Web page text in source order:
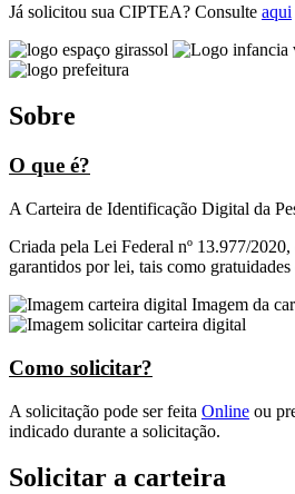
Já solicitou sua CIPTEA? Consulte aqui
Sobre
O que é?
A Carteira de Identificação Digital da
Criada pela Lei Federal nº 13.977/
garantidos por lei, tais como
Imagem da
Como solicitar?
A solicitação pode ser feita Online ou
indicado durante a solicitação.
Solicitar a carteira